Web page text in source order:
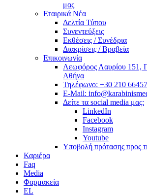
μας
Εταιρικά Νέα
Δελτία Τύπου
Συνεντεύξεις
Εκθέσεις / Συνέδρια
Διακρίσεις / Βραβεία
Επικοινωνία
Λεωφόρος Λαυρίου 151,
Αθήνα
Τηλέφωνο: +30 210
E-Mail:
Δείτε τα social media μας:
LinkedIn
Facebook
Instagram
Youtube
Υποβολή πρότασης προς
Καριέρα
Faq
Media
Φαρμακεία
EL